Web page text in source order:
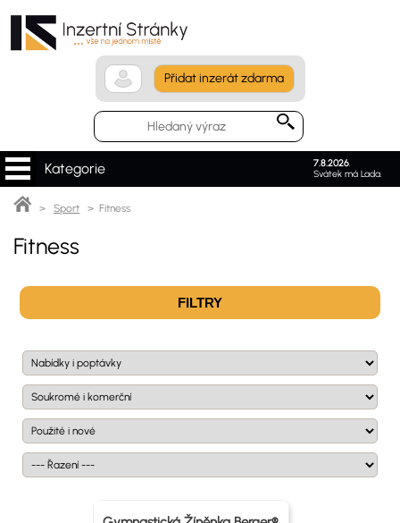
Přidat inzerát zdarma
7.8.2026.
Svátek má Lada.
Kategorie
> Sport > Fitness
Fitness
FILTRY